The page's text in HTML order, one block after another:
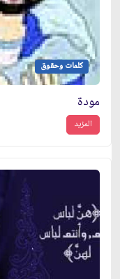
كلمات وحقوق
مودة
المزيد